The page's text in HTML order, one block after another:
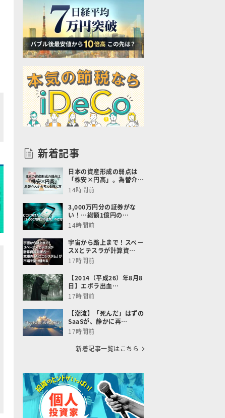
新着記事
日本の資産形成の弱点は
「株安×円高」。為替介…
14時間前
3,000万円分の証券がな
い！…総額1億円の…
14時間前
宇宙から路上まで！スペー
スXとテスラが計算資…
17時間前
【2014（平成26）年8月8
日】エボラ出血…
17時間前
【潮流】「死んだ」はずの
SaaSが、静かに再…
17時間前
新着記事一覧はこちら